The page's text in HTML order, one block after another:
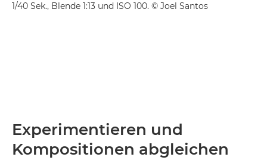
1/40 Sek., Blende 1:13 und ISO 100. © Joel Santos
Experimentieren und
Kompositionen abgleichen